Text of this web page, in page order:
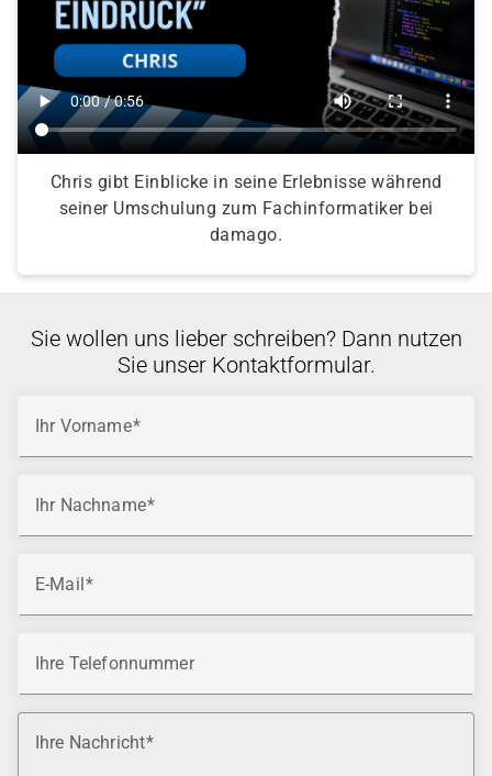
Chris gibt Einblicke in seine Erlebnisse während
seiner Umschulung zum Fachinformatiker bei
damago.
Sie wollen uns lieber schreiben? Dann nutzen
Sie unser Kontaktformular.
Ihr Vorname
Ihr Nachname
E-Mail
Ihre Telefonnummer
Ihre Nachricht